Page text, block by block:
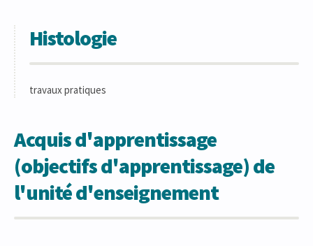
Histologie
travaux pratiques
Acquis d'apprentissage
(objectifs d'apprentissage) de
l'unité d'enseignement